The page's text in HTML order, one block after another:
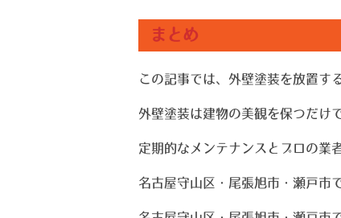
まとめ
この記事では、外壁塗装を放置す
外壁塗装は建物の美観を保つだけ
定期的なメンテナンスとプロの業
名古屋守山区・尾張旭市・瀬戸市